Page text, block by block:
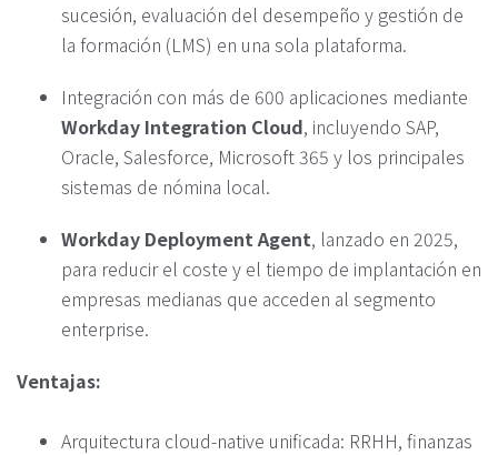
sucesión, evaluación del desempeño y gestión de
la formación (LMS) en una sola plataforma.
Integración con más de 600 aplicaciones mediante
Workday Integration Cloud, incluyendo SAP,
Oracle, Salesforce, Microsoft 365 y los principales
sistemas de nómina local.
Workday Deployment Agent, lanzado en 2025,
para reducir el coste y el tiempo de implantación en
empresas medianas que acceden al segmento
enterprise.
Ventajas:
Arquitectura cloud-native unificada: RRHH, finanzas